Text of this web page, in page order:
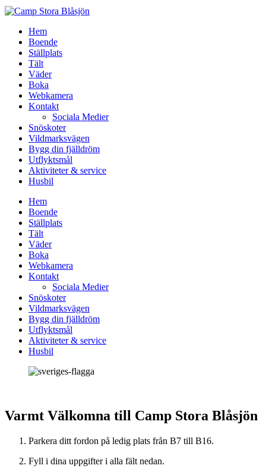
Hem
Boende
Ställplats
Tält
Väder
Boka
Webkamera
Kontakt
Sociala Medier
Snöskoter
Vildmarksvägen
Bygg din fjälldröm
Utflyktsmål
Aktiviteter & service
Husbil
Hem
Boende
Ställplats
Tält
Väder
Boka
Webkamera
Kontakt
Sociala Medier
Snöskoter
Vildmarksvägen
Bygg din fjälldröm
Utflyktsmål
Aktiviteter & service
Husbil
Varmt Välkomna till Camp Stora Blåsjön
Parkera ditt fordon på ledig plats från B7 till B16.
Fyll i dina uppgifter i alla fält nedan.